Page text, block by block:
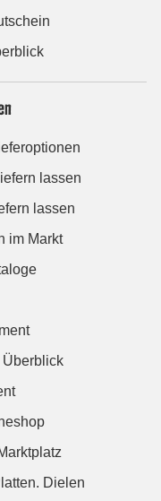
lassen
lassen
im Markt
Überblick
Dielen